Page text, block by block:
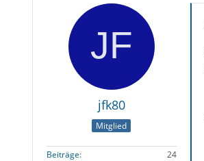
jfk80
Mitglied
Beiträge
24